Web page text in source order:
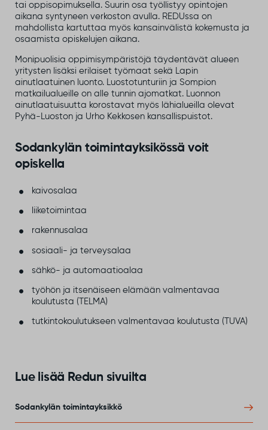
tai oppisopimuksella. Suurin osa työllistyy opintojen
aikana syntyneen verkoston avulla. REDUssa on
mahdollista kartuttaa myös kansainvälistä kokemusta ja
osaamista opiskelujen aikana.
Monipuolisia oppimisympäristöjä täydentävät alueen
yritysten lisäksi erilaiset työmaat sekä Lapin
ainutlaatuinen luonto. Luostotunturiin ja Sompion
matkailualueille on alle tunnin ajomatkat. Luonnon
ainutlaatuisuutta korostavat myös lähialueilla olevat
Pyhä-Luoston ja Urho Kekkosen kansallispuistot.
Sodankylän toimintayksikössä voit
opiskella
kaivosalaa
liiketoimintaa
rakennusalaa
sosiaali- ja terveysalaa
sähkö- ja automaatioalaa
työhön ja itsenäiseen elämään valmentavaa
koulutusta (TELMA)
tutkintokoulutukseen valmentavaa koulutusta (TUVA)
Lue lisää Redun sivuilta
Sodankylän toimintayksikkö